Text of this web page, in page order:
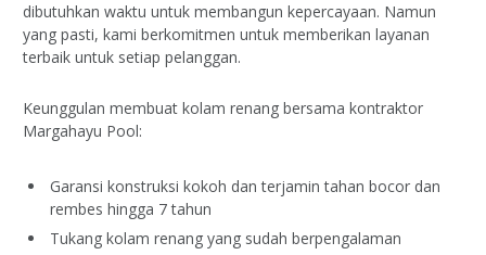
dibutuhkan waktu untuk membangun kepercayaan. Namun
yang pasti, kami berkomitmen untuk memberikan layanan
terbaik untuk setiap pelanggan.
Keunggulan membuat kolam renang bersama kontraktor
Margahayu Pool:
Garansi konstruksi kokoh dan terjamin tahan bocor dan
rembes hingga 7 tahun
Tukang kolam renang yang sudah berpengalaman